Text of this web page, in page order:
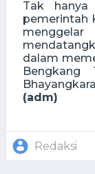
Tak
pemerintah
menggelar
dalam
(adm)
Redaksi